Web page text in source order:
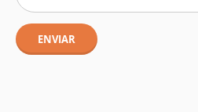
ENVIAR